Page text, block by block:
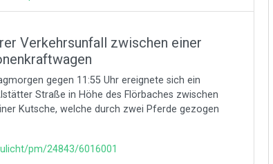
Verkehrsunfall zwischen einer
gegen 11:55 Uhr ereignete sich ein
Straße in Höhe des Flörbaches zwischen
Kutsche, welche durch zwei Pferde gezogen
pm/24843/6016001